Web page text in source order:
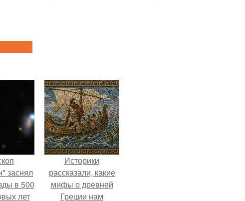
заснял
в 500
лет
Историки
рассказали, какие
мифы о древней
Греции нам